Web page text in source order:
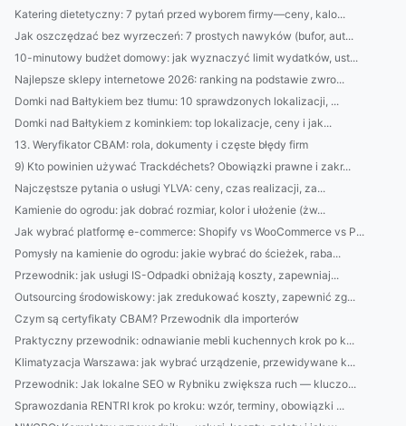
Katering dietetyczny: 7 pytań przed wyborem firmy—ceny, kalo...
Jak oszczędzać bez wyrzeczeń: 7 prostych nawyków (bufor, aut...
10-minutowy budżet domowy: jak wyznaczyć limit wydatków, ust...
Najlepsze sklepy internetowe 2026: ranking na podstawie zwro...
Domki nad Bałtykiem bez tłumu: 10 sprawdzonych lokalizacji, ...
Domki nad Bałtykiem z kominkiem: top lokalizacje, ceny i jak...
13. Weryfikator CBAM: rola, dokumenty i częste błędy firm
9) Kto powinien używać Trackdéchets? Obowiązki prawne i zakr...
Najczęstsze pytania o usługi YLVA: ceny, czas realizacji, za...
Kamienie do ogrodu: jak dobrać rozmiar, kolor i ułożenie (żw...
Jak wybrać platformę e-commerce: Shopify vs WooCommerce vs P...
Pomysły na kamienie do ogrodu: jakie wybrać do ścieżek, raba...
Przewodnik: jak usługi IS-Odpadki obniżają koszty, zapewniaj...
Outsourcing środowiskowy: jak zredukować koszty, zapewnić zg...
Czym są certyfikaty CBAM? Przewodnik dla importerów
Praktyczny przewodnik: odnawianie mebli kuchennych krok po k...
Klimatyzacja Warszawa: jak wybrać urządzenie, przewidywane k...
Przewodnik: Jak lokalne SEO w Rybniku zwiększa ruch — kluczo...
Sprawozdania RENTRI krok po kroku: wzór, terminy, obowiązki ...